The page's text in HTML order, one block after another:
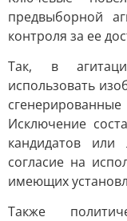
предвыборной
контроля за ее
Так, в
использовать
Исключение
кандидатов
согласие на
имеющих
Также